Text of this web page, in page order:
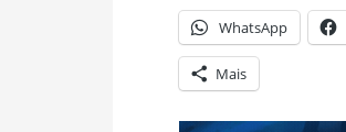
WhatsApp
Mais